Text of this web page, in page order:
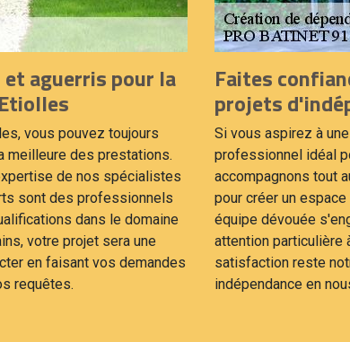
aguerris pour la
vous pouvez toujours
meilleure des prestations.
de nos spécialistes
sont des professionnels
dans le domaine
votre projet sera une
en faisant vos demandes
requêtes.
Faites
projets
Si vous aspirez à
professionnel idéal
accompagnons tout
pour créer un
équipe dévouée
attention particulière
satisfaction reste
indépendance en